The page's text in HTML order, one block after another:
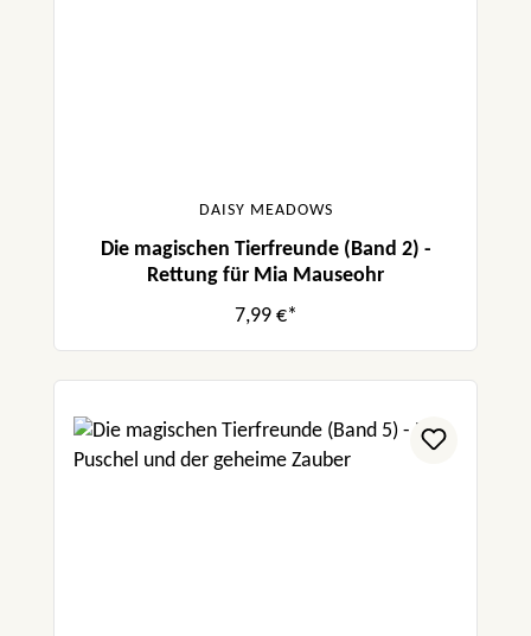
DAISY MEADOWS
Die magischen Tierfreunde (Band 2) -
Rettung für Mia Mauseohr
7,99 €*